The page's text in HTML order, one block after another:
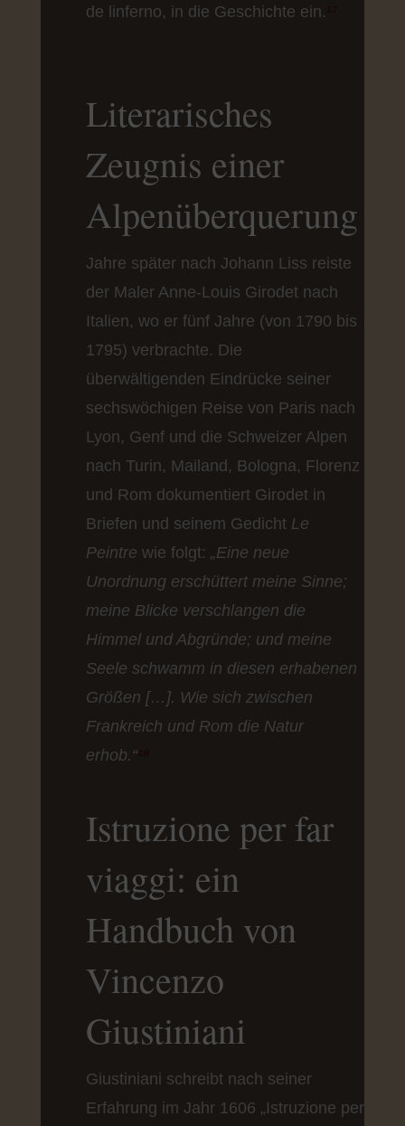
de linferno, in die Geschichte ein.
Literarisches
Zeugnis einer
Alpenüberquerung
Jahre später nach Johann Liss reiste
der Maler Anne-Louis Girodet nach
Italien, wo er fünf Jahre (von 1790 bis
1795) verbrachte. Die
überwältigenden Eindrücke seiner
sechswöchigen Reise von Paris nach
Lyon, Genf und die Schweizer Alpen
nach Turin, Mailand, Bologna, Florenz
und Rom dokumentiert Girodet in
Briefen und seinem Gedicht Le
Peintre wie folgt: „Eine neue
Unordnung erschüttert meine Sinne;
meine Blicke verschlangen die
Himmel und Abgründe; und meine
Seele schwamm in diesen erhabenen
Größen […]. Wie sich zwischen
Frankreich und Rom die Natur
erhob.“¹⁸
Istruzione per far
viaggi: ein
Handbuch von
Vincenzo
Giustiniani
Giustiniani schreibt nach seiner
Erfahrung im Jahr 1606 „Istruzione per